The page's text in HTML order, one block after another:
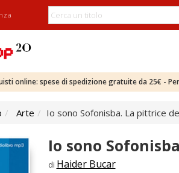
online: spese di spedizione gratuite da 25€ -
Arte Io sono Sofonisba. La pittrice
Io sono
di Haider Bucar